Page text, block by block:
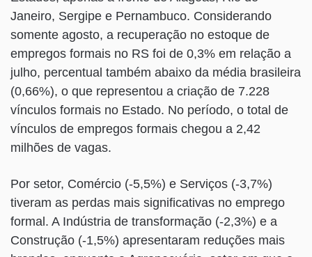
Janeiro, Sergipe e Pernambuco. Considerando
somente agosto, a recuperação no estoque de
empregos formais no RS foi de 0,3% em relação a
julho, percentual também abaixo da média brasileira
(0,66%), o que representou a criação de 7.228
vínculos formais no Estado. No período, o total de
vínculos de empregos formais chegou a 2,42
milhões de vagas.
Por setor, Comércio (-5,5%) e Serviços (-3,7%)
tiveram as perdas mais significativas no emprego
formal. A Indústria de transformação (-2,3%) e a
Construção (-1,5%) apresentaram reduções mais